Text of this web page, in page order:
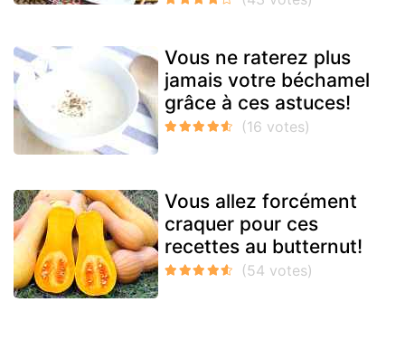
Vous ne raterez plus
jamais votre béchamel
grâce à ces astuces!
Vous allez forcément
craquer pour ces
recettes au butternut!